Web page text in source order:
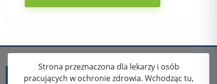
Strona przeznaczona dla lekarzy i osób
pracujących w ochronie zdrowia. Wchodząc tu,